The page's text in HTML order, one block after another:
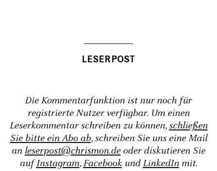
Die Kommentarfunktion ist nur noch für
registrierte Nutzer verfügbar. Um einen
Leserkommentar schreiben zu können,schließen
Sie bitte ein Abo ab, schreiben Sie uns eine Mail
an leserpost@chrismon.de oder diskutieren Sie
aufInstagram,FacebookundLinkedInmit.